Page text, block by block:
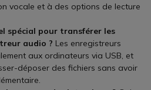
vocale et à des options de lecture
spécial pour transférer les
audio ? Les enregistreurs
aux ordinateurs via USB, et
déposer des fichiers sans avoir